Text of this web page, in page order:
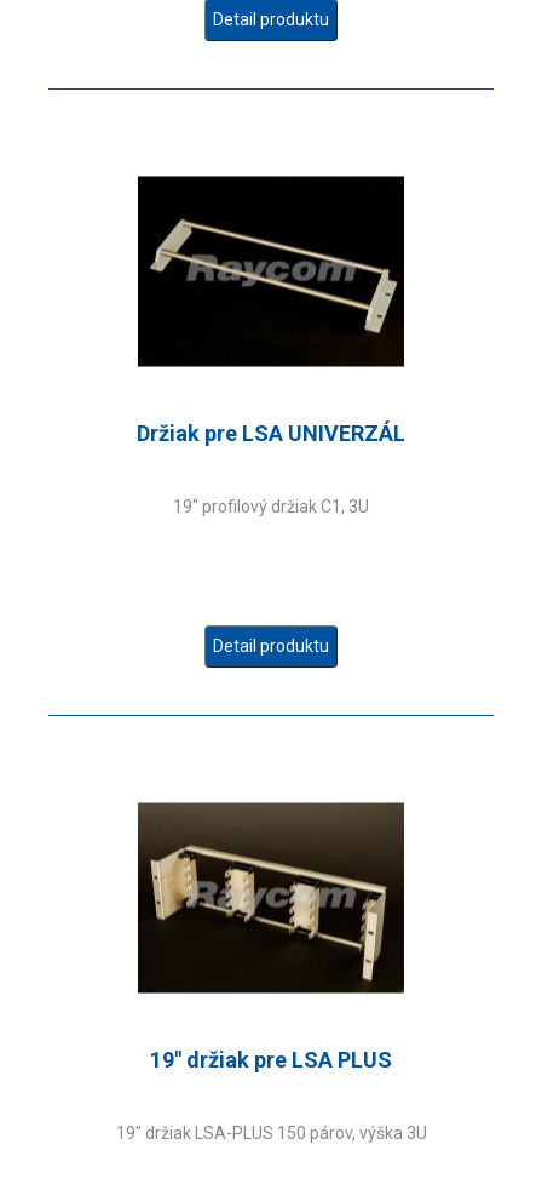
Detail produktu
Držiak pre LSA UNIVERZÁL
19" profilový držiak C1, 3U
Detail produktu
19" držiak pre LSA PLUS
19" držiak LSA-PLUS 150 párov, výška 3U